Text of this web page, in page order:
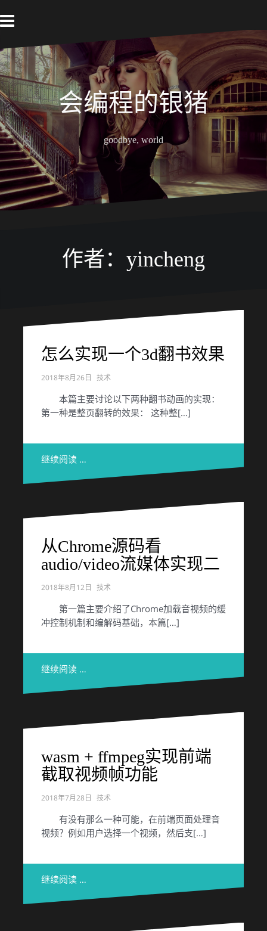
至
容
会编程的银猪
goodbye, world
作者： yincheng
怎么实现一个3d翻书效果
2018年8月26日 技术
本篇主要讨论以下两种翻书动画的实现：
第一种是整页翻转的效果： 这种整[…]
继续阅读 …
从Chrome源码看
audio/video流媒体实现二
2018年8月12日 技术
第一篇主要介绍了Chrome加载音视频的缓
冲控制机制和编解码基础，本篇[…]
继续阅读 …
wasm + ffmpeg实现前端
截取视频帧功能
2018年7月28日 技术
有没有那么一种可能，在前端页面处理音
视频？例如用户选择一个视频，然后支[…]
继续阅读 …